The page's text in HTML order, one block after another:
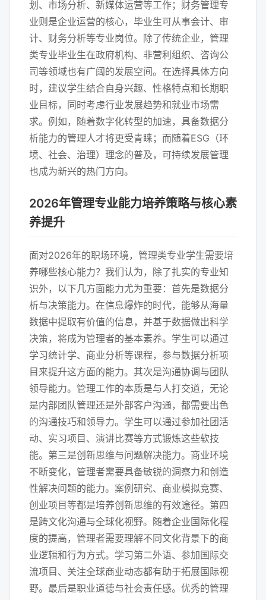
划、市场分析、新媒体运营等工作；财务管理专
业则是企业运营的核心，毕业生可从事会计、审
计、财务分析等专业岗位。除了传统企业，管理
类专业毕业生在政府机构、非营利组织、咨询公
司等领域也有广阔的发展空间。在选择具体方向
时，建议学生结合自身兴趣、性格特点和长期职
业目标，同时考虑行业发展趋势和就业市场需
求。例如，随着数字化转型的加速，具备数据分
析能力的管理人才将更受青睐；而随着ESG（环
境、社会、治理）理念的普及，可持续发展管理
也成为新兴的热门方向。
2026年管理专业能力培养策略与核心素
养提升
面对2026年的职场环境，管理类专业学生需要培
养哪些核心能力？我们认为，除了扎实的专业知
识外，以下几方面能力尤为重要：首先是数据分
析与决策能力。在信息爆炸的时代，能够从海量
数据中提取有价值的信息，并基于数据做出科学
决策，将成为管理者的基本素养。学生可以通过
学习统计学、商业分析等课程，参与数据分析项
目来提升这方面的能力。其次是沟通协调与团队
领导能力。管理工作的本质是与人打交道，无论
是内部团队管理还是外部客户沟通，都需要出色
的沟通技巧和领导力。学生可以通过参加社团活
动、实习项目、演讲比赛等方式锻炼这些软技
能。第三是创新思维与问题解决能力。商业环境
不断变化，管理者需要具备敏锐的洞察力和创造
性解决问题的能力。案例研究、商业模拟竞赛、
创业项目等都是培养创新思维的有效途径。第四
是跨文化沟通与全球化视野。随着企业国际化程
度的提高，管理者需要理解不同文化背景下的商
业逻辑和行为方式。学习第二外语、参加国际交
流项目、关注全球商业动态都有助于拓展国际视
野。最后是职业道德与社会责任感。优秀的管理